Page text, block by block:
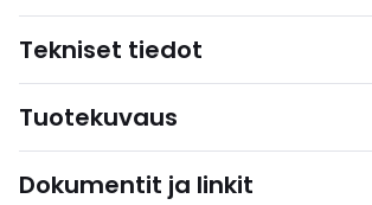
Tekniset tiedot
Tuotekuvaus
Dokumentit ja linkit